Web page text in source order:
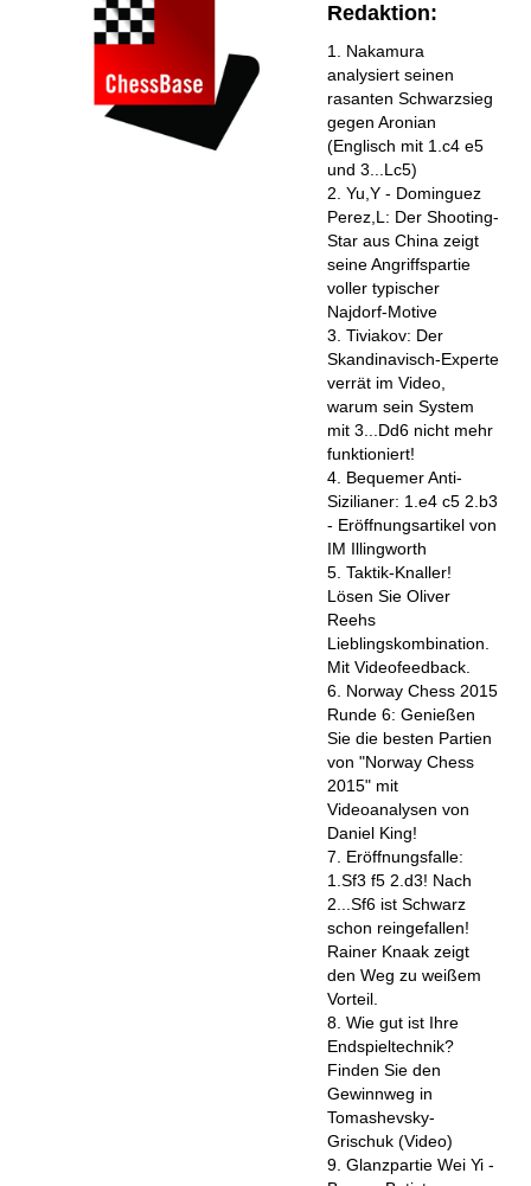
Redaktion:
1. Nakamura
analysiert seinen
rasanten Schwarzsieg
gegen Aronian
(Englisch mit 1.c4 e5
und 3...Lc5)
2. Yu,Y - Dominguez
Perez,L: Der Shooting-
Star aus China zeigt
seine Angriffspartie
voller typischer
Najdorf-Motive
3. Tiviakov: Der
Skandinavisch-Experte
verrät im Video,
warum sein System
mit 3...Dd6 nicht mehr
funktioniert!
4. Bequemer Anti-
Sizilianer: 1.e4 c5 2.b3
- Eröffnungsartikel von
IM Illingworth
5. Taktik-Knaller!
Lösen Sie Oliver
Reehs
Lieblingskombination.
Mit Videofeedback.
6. Norway Chess 2015
Runde 6: Genießen
Sie die besten Partien
von "Norway Chess
2015" mit
Videoanalysen von
Daniel King!
7. Eröffnungsfalle:
1.Sf3 f5 2.d3! Nach
2...Sf6 ist Schwarz
schon reingefallen!
Rainer Knaak zeigt
den Weg zu weißem
Vorteil.
8. Wie gut ist Ihre
Endspieltechnik?
Finden Sie den
Gewinnweg in
Tomashevsky-
Grischuk (Video)
9. Glanzpartie Wei Yi -